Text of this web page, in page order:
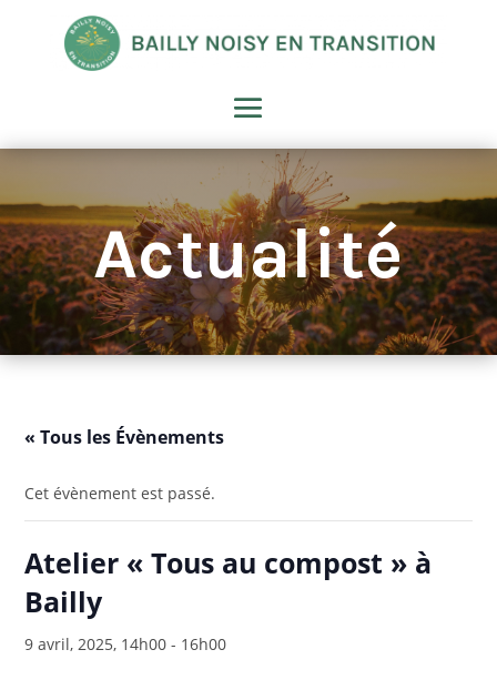
Actualité
« Tous les Évènements
Cet évènement est passé.
Atelier « Tous au compost » à
Bailly
9 avril, 2025, 14h00 - 16h00